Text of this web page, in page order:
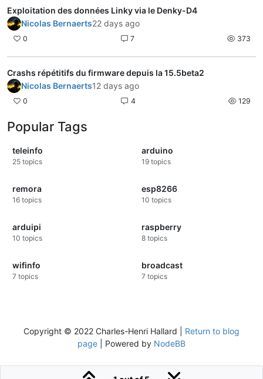
Exploitation des données Linky via le Denky-D4
Nicolas Bernaerts22 days ago
0 7 373
Crashs répétitifs du firmware depuis la 15.5beta2
Nicolas Bernaerts12 days ago
0 4 129
Popular Tags
teleinfo
25 topics
arduino
19 topics
remora
16 topics
esp8266
10 topics
arduipi
10 topics
raspberry
8 topics
wifinfo
7 topics
broadcast
7 topics
Copyright © 2022 Charles-Henri Hallard | Return to blog
page | Powered by NodeBB